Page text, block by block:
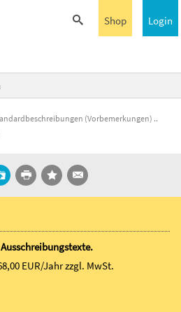
Login
Shop
(Vorbemerkungen)
EUR/Jahrzzgl. MwSt.